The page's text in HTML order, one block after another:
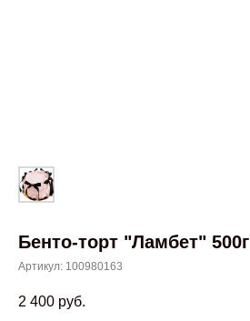
Бенто-торт "Ламбет" 500г
Артикул: 100980163
2 400 руб.